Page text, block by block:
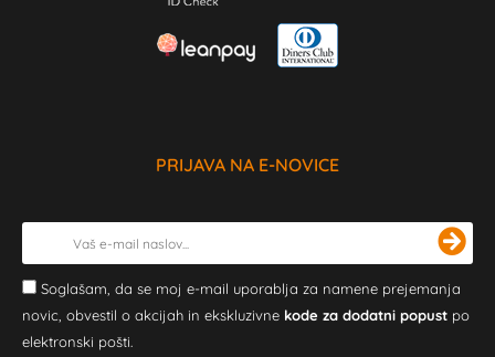
PRIJAVA NA E-NOVICE
Soglašam, da se moj e-mail uporablja za namene prejemanja
novic, obvestil o akcijah in ekskluzivne kode za dodatni popust po
elektronski pošti.